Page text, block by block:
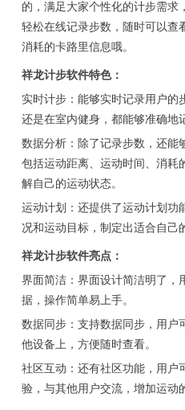
的，满足大家个性化的计步需求
轻松在线记录步数，随时可以查
消耗的卡路里信息哦。
祥龙计步软件特色：
实时计步：能够实时记录用户的
还是在室内健身，都能够准确地
数据分析：除了记录步数，还能
包括运动距离、运动时间、消耗
解自己的运动状态。
运动计划：还提供了运动计划功
况和运动目标，制定出适合自己
祥龙计步软件亮点：
界面简洁：界面设计简洁明了，
据，操作简单易上手。
数据同步：支持数据同步，用户
他设备上，方便随时查看。
社区互动：还有社区功能，用户
验，与其他用户交流，增加运动